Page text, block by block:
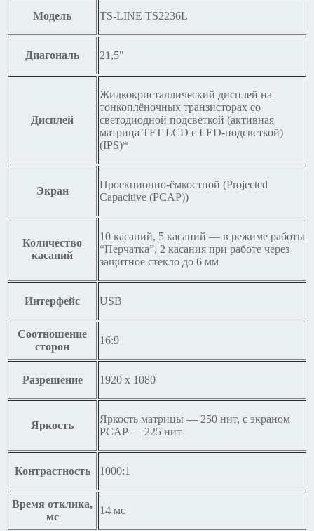
Модель TS-LINE TS2236L
Диагональ 21,5"
Дисплей
Жидкокристаллический дисплей на
тонкоплёночных транзисторах со
светодиодной подсветкой (активная
матрица TFT LCD с LED-подсветкой)
(IPS)*
Экран
Проекционно-ёмкостной (Projected
Capacitive (PCAP))
Количество
касаний
10 касаний, 5 касаний — в режиме работы
“Перчатка”, 2 касания при работе через
защитное стекло до 6 мм
Интерфейс USB
Соотношение
сторон
16:9
Разрешение 1920 x 1080
Яркость
Яркость матрицы — 250 нит, с экраном
PCAP — 225 нит
Контрастность 1000:1
Время отклика,
мс
14 мс